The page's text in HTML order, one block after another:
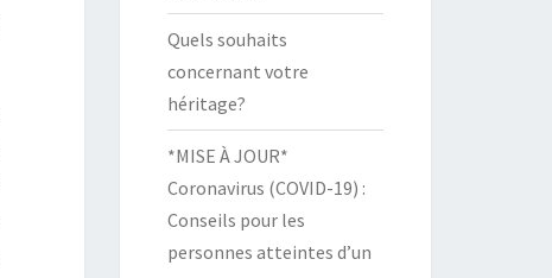
Quels souhaits
concernant votre
héritage?
*MISE À JOUR*
Coronavirus (COVID-19) :
Conseils pour les
personnes atteintes d’un